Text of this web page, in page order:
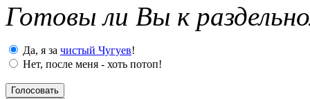
Готовы ли Вы к
Да, я за чистый Чугуев!
Нет, после меня - хоть потоп!
Голосовать